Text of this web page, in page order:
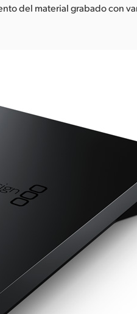
del material grabado con